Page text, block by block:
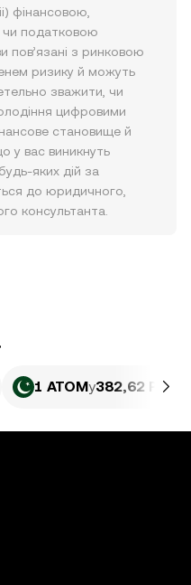
фінансовою,
податковою
пов’язані з ринковою
ризику й можуть
зважити, чи
цифровими
становище й
у вас виникнуть
яких дій за
до юридичного,
консультанта.
1 ATOMу382,62 PKR